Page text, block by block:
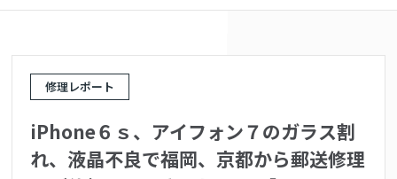
修理レポート
iPhone６ｓ、アイフォン７のガラス割
れ、液晶不良で福岡、京都から郵送修理